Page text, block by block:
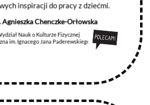
inspiracji do pracy z dziećmi.
Agnieszka Chenczke-Orłowska
Nauk o Kulturze Fizycznej
im. Ignacego Jana Paderewskiego w Poznaniu